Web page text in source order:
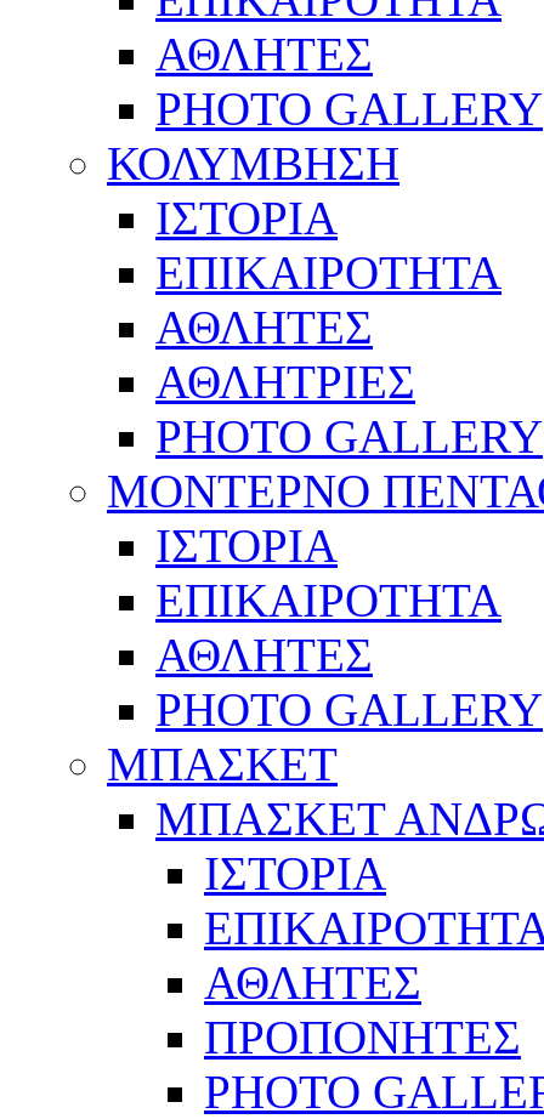
ΑΘΛΗΤΕΣ
PHOTO GALLERY
ΚΟΛΥΜΒΗΣΗ
ΙΣΤΟΡΙΑ
ΕΠΙΚΑΙΡΟΤΗΤΑ
ΑΘΛΗΤΕΣ
ΑΘΛΗΤΡΙΕΣ
PHOTO GALLERY
ΜΟΝΤΕΡΝΟ
ΙΣΤΟΡΙΑ
ΕΠΙΚΑΙΡΟΤΗΤΑ
ΑΘΛΗΤΕΣ
PHOTO GALLERY
ΜΠΑΣΚΕΤ
ΜΠΑΣΚΕΤ
ΙΣΤΟΡΙΑ
ΑΘΛΗΤΕΣ
ΠΡΟΠΟΝΗΤΕΣ
PHOTO